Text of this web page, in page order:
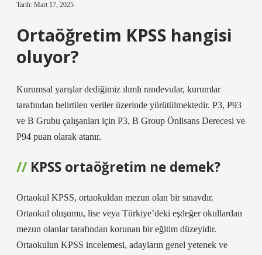
Tarih: Mart 17, 2025
Ortaöğretim KPSS hangisi
oluyor?
Kurumsal yarışlar dediğimiz ılımlı randevular, kurumlar
tarafından belirtilen veriler üzerinde yürütülmektedir. P3, P93
ve B Grubu çalışanları için P3, B Group Önlisans Derecesi ve
P94 puan olarak atanır.
KPSS ortaöğretim ne demek?
Ortaokul KPSS, ortaokuldan mezun olan bir sınavdır.
Ortaokul oluşumu, lise veya Türkiye’deki eşdeğer okullardan
mezun olanlar tarafından korunan bir eğitim düzeyidir.
Ortaokulun KPSS incelemesi, adayların genel yetenek ve